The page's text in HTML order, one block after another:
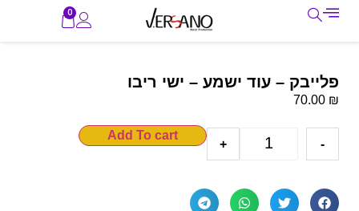
0
פלייבק – עוד ישמע – ישי ריבו
70.00 ₪
-
+
Add To cart